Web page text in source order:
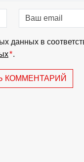
данных в
*.
КОММЕНТАРИЙ